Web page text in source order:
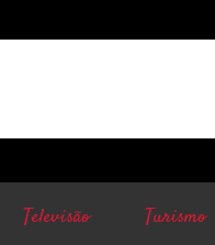
Televisão Turismo